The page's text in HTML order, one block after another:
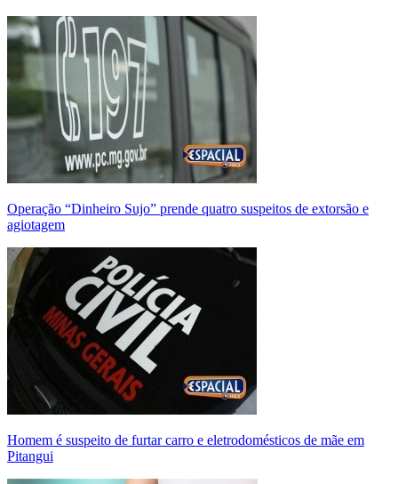
Operação “Dinheiro Sujo” prende quatro suspeitos de extorsão e
agiotagem
Homem é suspeito de furtar carro e eletrodomésticos de mãe em
Pitangui